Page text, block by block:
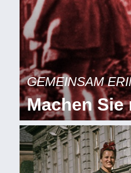
GEMEINSAM
Machen